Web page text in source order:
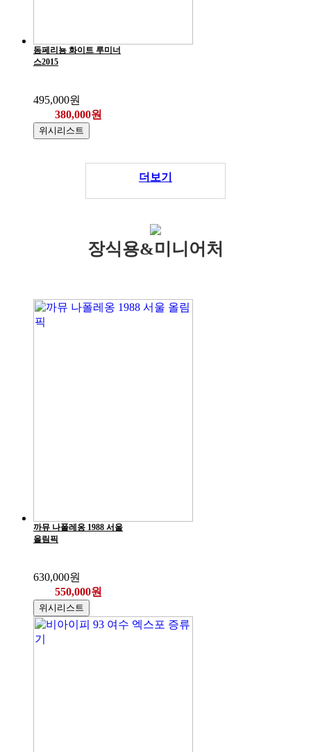
돔페리뇽 화이트 루미너
스2015
495,000원
380,000원
위시리스트
더보기
장식용&미니어처
까뮤 나폴레옹 1988 서울
올림픽
630,000원
550,000원
위시리스트